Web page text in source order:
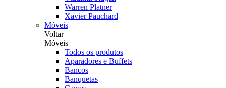
Warren Platner
Xavier Pauchard
Móveis
Voltar
Móveis
Todos os produtos
Aparadores e Buffets
Bancos
Banquetas